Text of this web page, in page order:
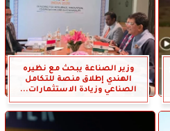
وزير الصناعة يبحث مع نظيره
الهندي إطلاق منصة للتكامل
الصناعي وزيادة الاستثمارات...